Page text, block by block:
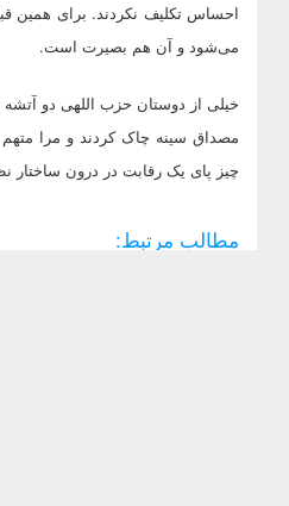
احساس تکلیف نکردند. برای همین
می‌شود و آن هم بصیرت است.
خیلی از دوستان حزب اللهی دو
مصداق سینه چاک کردند و مرا
چیز پای یک رقابت در درون
مطالب مرتبط: